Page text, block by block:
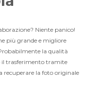
Niente panico!
più grande e migliore
la qualità
il trasferimento tramite
recuperare la foto originale